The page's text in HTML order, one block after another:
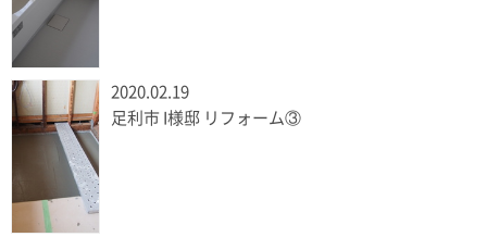
2020.02.19
足利市 I様邸 リフォーム③